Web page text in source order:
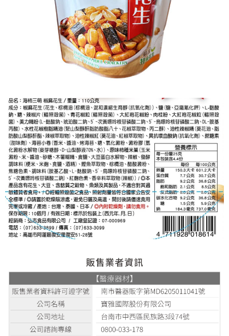
４．使用「AFTEE先享後付」時，將依據個別帳號之用戶狀況，依本公司即
時審查核予不同之上限額度；若仍有額度不足之情形，本公司將視審查結果
請求用戶進行身份認證。
５．嚴禁一人註冊多個帳號或使用他人資訊註冊。若發現惡意使用之情形，
恩沛科技股份有限公司將有權停止該用戶之使用額度並採取法律行動。
每筆NT$100，滿NT$790(含以上)免運費
付款後寶雅門市自取(由倉庫統一出貨)
每筆NT$80，滿NT$290(含以上)免運費